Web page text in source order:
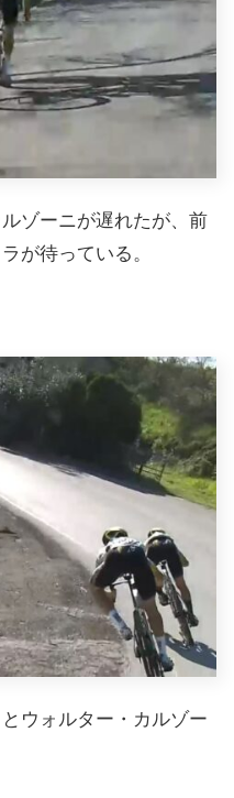
ゾーニが遅れたが、前
が待っている。
ウォルター・カルゾー